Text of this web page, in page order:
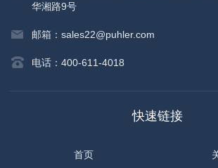
华湘路9号
邮箱：sales22@puhler.com
电话：400-611-4018
快速链接
首页